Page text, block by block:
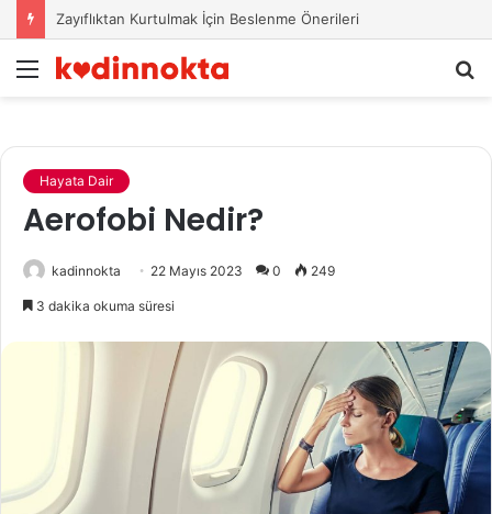
Zayıflıktan Kurtulmak İçin Beslenme Önerileri
Menü
Hayata Dair
Aerofobi Nedir?
kadinnokta 22 Mayıs 2023 0 249
3 dakika okuma süresi